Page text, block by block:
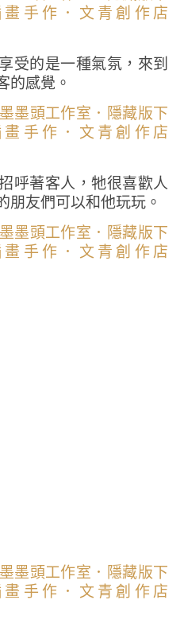
受的是一種氣氛，來到
的感覺。
呼著客人，牠很喜歡人
朋友們可以和他玩玩。